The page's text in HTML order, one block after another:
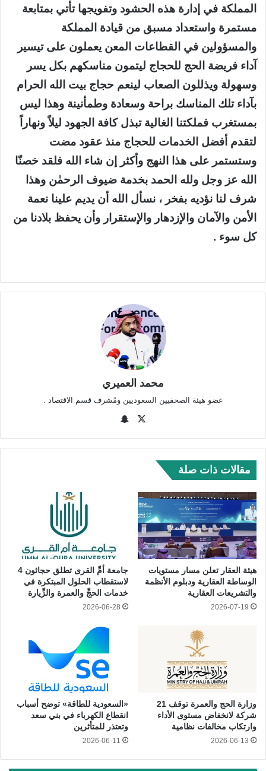
المملكة في إدارة هذه الحشود وتفويجها تأتي بمتابعة
مستمرة واستعداد مسبق من قيادة المملكة
والمسؤولين في القطاعات المعن يعملون على تيسير
آداء فريضة الحج للحجاج ليتمون مناسكهم بكل يسر
وسهولة ويذللون الصعاب لينعم حجاج بيت الله الحرام
بآداء تلك المناسك براحة وسعادة وطمأنينة وهذا ليس
بمستغرب فملكتنا الغالية تبذل كافة الجهود ليلاً ونهاراً
لتقدم أفضل الخدمات للحجاج منذ عقود مضت
وستستمر على هذا النهج وأكثر إن شاء الله فلقد خصنّا
الله عز وجل ولله الحمد بخدمة ضيوف الرحمٰن وهذا
شرف لنا نؤديه بفخر ، نسأل الله أن يديم علينا نعمة
الأمن والآمان والإزدهار والإستقرار وأن يحفظ بلادنا من
كل سوء .
محمد العميري
عضو هيئة الصحفيين السعوديين ومُشرف قسم الاقتصاد .
‫X
تشا
مقالات ذات صلة
هيئة العقار تعلن مسار مستويات
الوساطة العقارية ودبلوم الأنظمة
والتشريعات العقارية
2026-07-19
جامعة أمِّ القرى تطلق حجاثون 4
لاستقطاب الحلول المبتكرة في
خدمات الحجِّ والعمرة والزِّيارة
2026-06-28
وزارة الحج والعمرة توقف 21
شركة لانخفاض مستوى الأداء
وارتكاب مخالفات نظامية
2026-06-13
«السعودية للطاقة» توضح أسباب
انقطاع الكهرباء في بني سعد
وتعتذر للمتأثرين
2026-06-11